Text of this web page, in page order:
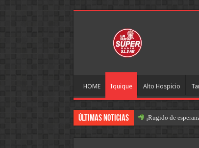
HOME Iquique Alto Hospicio
Últimas Noticias ¡Rugido de